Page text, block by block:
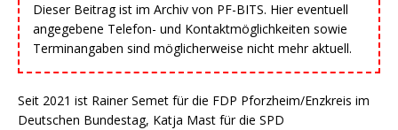
Dieser Beitrag ist im Archiv von PF-BITS. Hier eventuell
angegebene Telefon- und Kontaktmöglichkeiten sowie
Terminangaben sind möglicherweise nicht mehr aktuell.
Seit 2021 ist Rainer Semet für die FDP Pforzheim/Enzkreis im
Deutschen Bundestag, Katja Mast für die SPD